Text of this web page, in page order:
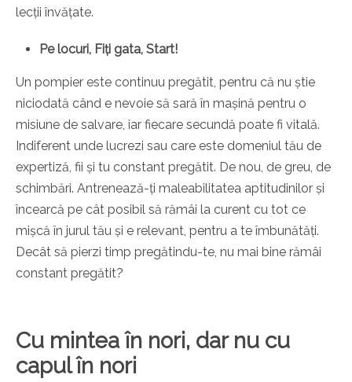
lecții învățate.
Pe locuri, Fiți gata, Start!
Un pompier este continuu pregătit, pentru că nu știe
niciodată când e nevoie să sară în mașină pentru o
misiune de salvare, iar fiecare secundă poate fi vitală.
Indiferent unde lucrezi sau care este domeniul tău de
expertiză, fii și tu constant pregătit. De nou, de greu, de
schimbări. Antrenează-ți maleabilitatea aptitudinilor și
încearcă pe cât posibil să rămâi la curent cu tot ce
mișcă în jurul tău și e relevant, pentru a te îmbunătăți.
Decât să pierzi timp pregătindu-te, nu mai bine rămâi
constant pregătit?
Cu mintea în nori, dar nu cu
capul în nori